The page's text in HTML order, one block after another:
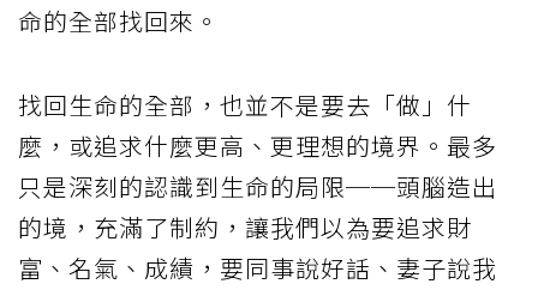
命的全部找回來。
找回生命的全部，也並不是要去「做」什
麼，或追求什麼更高、更理想的境界。最多
只是深刻的認識到生命的局限──頭腦造出
的境，充滿了制約，讓我們以為要追求財
富、名氣、成績，要同事說好話、妻子說我